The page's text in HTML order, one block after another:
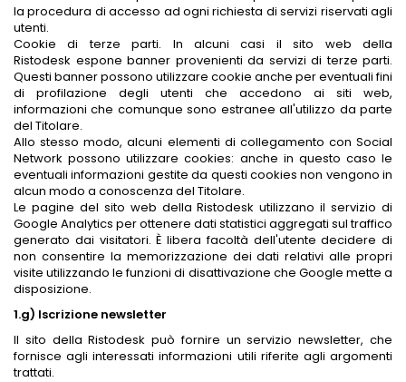
la procedura di accesso ad ogni richiesta di servizi riservati agli
utenti.
Cookie di terze parti. In alcuni casi il sito web della
Ristodesk espone banner provenienti da servizi di terze parti.
Questi banner possono utilizzare cookie anche per eventuali fini
di profilazione degli utenti che accedono ai siti web,
informazioni che comunque sono estranee all'utilizzo da parte
del Titolare.
Allo stesso modo, alcuni elementi di collegamento con Social
Network possono utilizzare cookies: anche in questo caso le
eventuali informazioni gestite da questi cookies non vengono in
alcun modo a conoscenza del Titolare.
Le pagine del sito web della Ristodesk utilizzano il servizio di
Google Analytics per ottenere dati statistici aggregati sul traffico
generato dai visitatori. È libera facoltà dell'utente decidere di
non consentire la memorizzazione dei dati relativi alle propri
visite utilizzando le funzioni di disattivazione che Google mette a
disposizione.
1.g) Iscrizione newsletter
Il sito della Ristodesk può fornire un servizio newsletter, che
fornisce agli interessati informazioni utili riferite agli argomenti
trattati.